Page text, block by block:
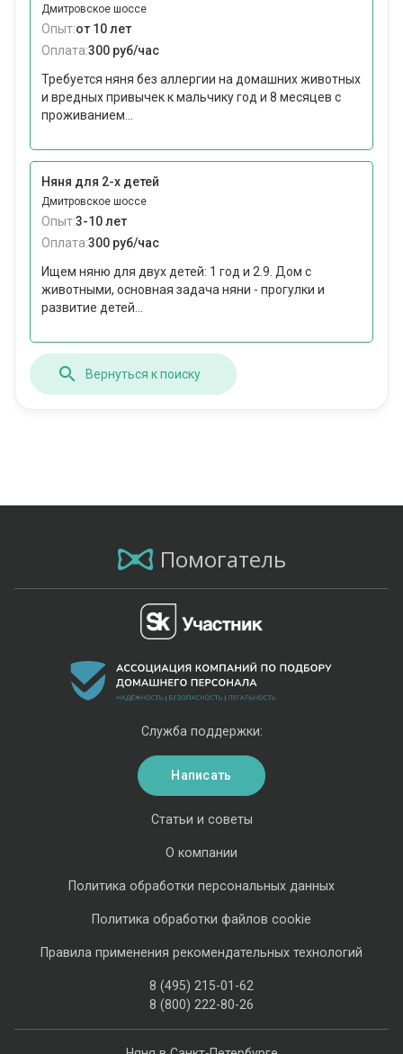
Дмитровское шоссе
Опыт:от 10 лет
Оплата:300 руб/час
Требуется няня без аллергии на домашних животных
и вредных привычек к мальчику год и 8 месяцев с
проживанием...
Няня для 2-х детей
Дмитровское шоссе
Опыт:3-10 лет
Оплата:300 руб/час
Ищем няню для двух детей: 1 год и 2.9. Дом с
животными, основная задача няни - прогулки и
развитие детей...
Вернуться к поиску
Помогатель
Статьи и советы
О компании
Политика обработки персональных данных
Политика обработки файлов cookie
Правила применения рекомендательных технологий
8 (495) 215-01-62
8 (800) 222-80-26
Служба поддержки:
Написать